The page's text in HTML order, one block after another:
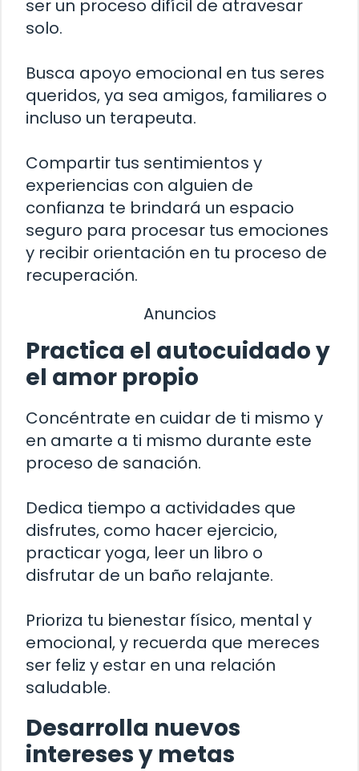
ser un proceso difícil de atravesar
solo.
Busca apoyo emocional en tus seres
queridos, ya sea amigos, familiares o
incluso un terapeuta.
Compartir tus sentimientos y
experiencias con alguien de
confianza te brindará un espacio
seguro para procesar tus emociones
y recibir orientación en tu proceso de
recuperación.
Anuncios
Practica el autocuidado y
el amor propio
Concéntrate en cuidar de ti mismo y
en amarte a ti mismo durante este
proceso de sanación.
Dedica tiempo a actividades que
disfrutes, como hacer ejercicio,
practicar yoga, leer un libro o
disfrutar de un baño relajante.
Prioriza tu bienestar físico, mental y
emocional, y recuerda que mereces
ser feliz y estar en una relación
saludable.
Desarrolla nuevos
intereses y metas